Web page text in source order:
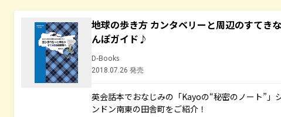
地球の歩き方 カンタベリーと周辺のすてき
んぽガイド♪
D-Books
2018.07.26 発売
英会話本でおなじみの「Kayoの“秘密のノート”」
ンドン南東の田舎町をご紹介！